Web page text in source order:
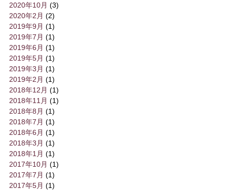
2020年10月 (3)
2020年2月 (2)
2019年9月 (1)
2019年7月 (1)
2019年6月 (1)
2019年5月 (1)
2019年3月 (1)
2019年2月 (1)
2018年12月 (1)
2018年11月 (1)
2018年8月 (1)
2018年7月 (1)
2018年6月 (1)
2018年3月 (1)
2018年1月 (1)
2017年10月 (1)
2017年7月 (1)
2017年5月 (1)